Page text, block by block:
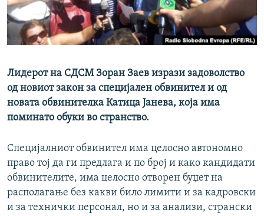
Лидерот на СДСМ Зоран Заев изрази задоволство
од новиот закон за специјален обвинител и од
новата обвинителка Катица Јанева, која има
поминато обуки во странство.
Специјалниот обвинител има целосно автономно
право тој да ги предлага и по број и како кандидати
обвинителите, има целосно отворен буџет на
располагање без какви било лимити и за кадровски
и за технички персонал, но и за анализи, странски